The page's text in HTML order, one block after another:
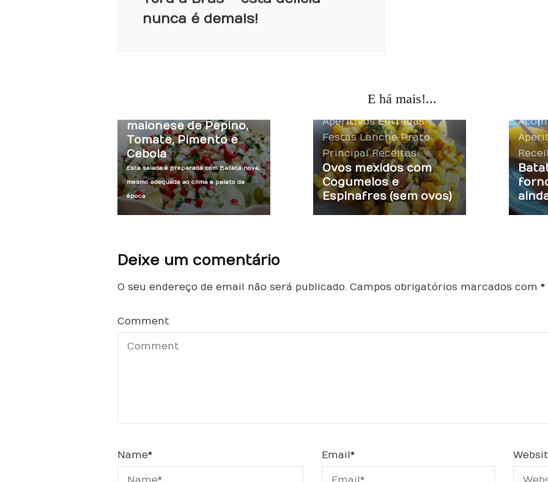
nunca é demais!
E há mais!...
maionese de Pepino,
Tomate, Pimento e
Cebola
Esta salada é preparada com Batata nova,
mesmo adequada ao clima e palato da
época
Acompanhamentos
Aperitivos Entradas
Festas Lanche Prato
Principal Receitas
Ovos mexidos com
Cogumelos e
Espinafres (sem ovos)
Deixe um comentário
O seu endereço de email não será publicado. Campos obrigatórios marcados com *
Comment
Name* Email*